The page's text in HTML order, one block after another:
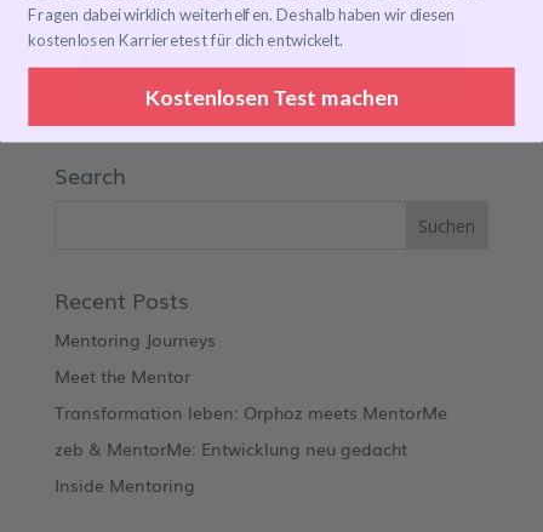
Search
Recent Posts
Mentoring Journeys
Meet the Mentor
Transformation leben: Orphoz meets MentorMe
zeb & MentorMe: Entwicklung neu gedacht
Inside Mentoring
Fragen dabei wirklich weiterhelfen. Deshalb haben wir diesen
kostenlosen Karrieretest für dich entwickelt.
Kostenlosen Test machen